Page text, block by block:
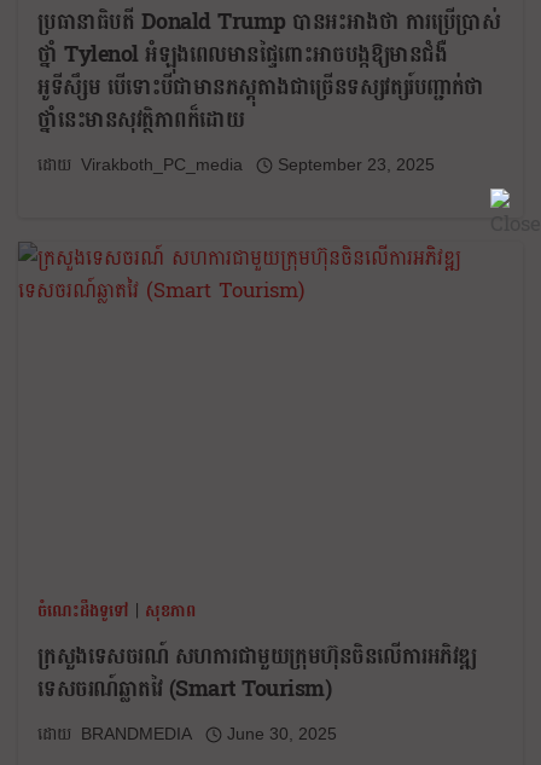
ប្រធានាធិបតី Donald Trump បានអះអាងថា ការប្រើប្រាស់
ថ្នាំ Tylenol អំឡុងពេលមានផ្ទៃពោះអាចបង្កឱ្យមានជំងឺ
អូទីសឹ្សម បើទោះបីជាមានភស្តុតាងជាច្រើនទស្សវត្សរ៍បញ្ជាក់ថា
ថ្នាំនេះមានសុវត្ថិភាពក៏ដោយ
Virakboth_PC_media September 23, 2025
ចំណេះដឹងទូទៅ | សុខភាព
ក្រសួងទេសចរណ៍ សហការជាមួយក្រុមហ៊ុនចិនលើការអភិវឌ្ឍ
ទេសចរណ៍ឆ្លាតវៃ (Smart Tourism)
BRANDMEDIA June 30, 2025